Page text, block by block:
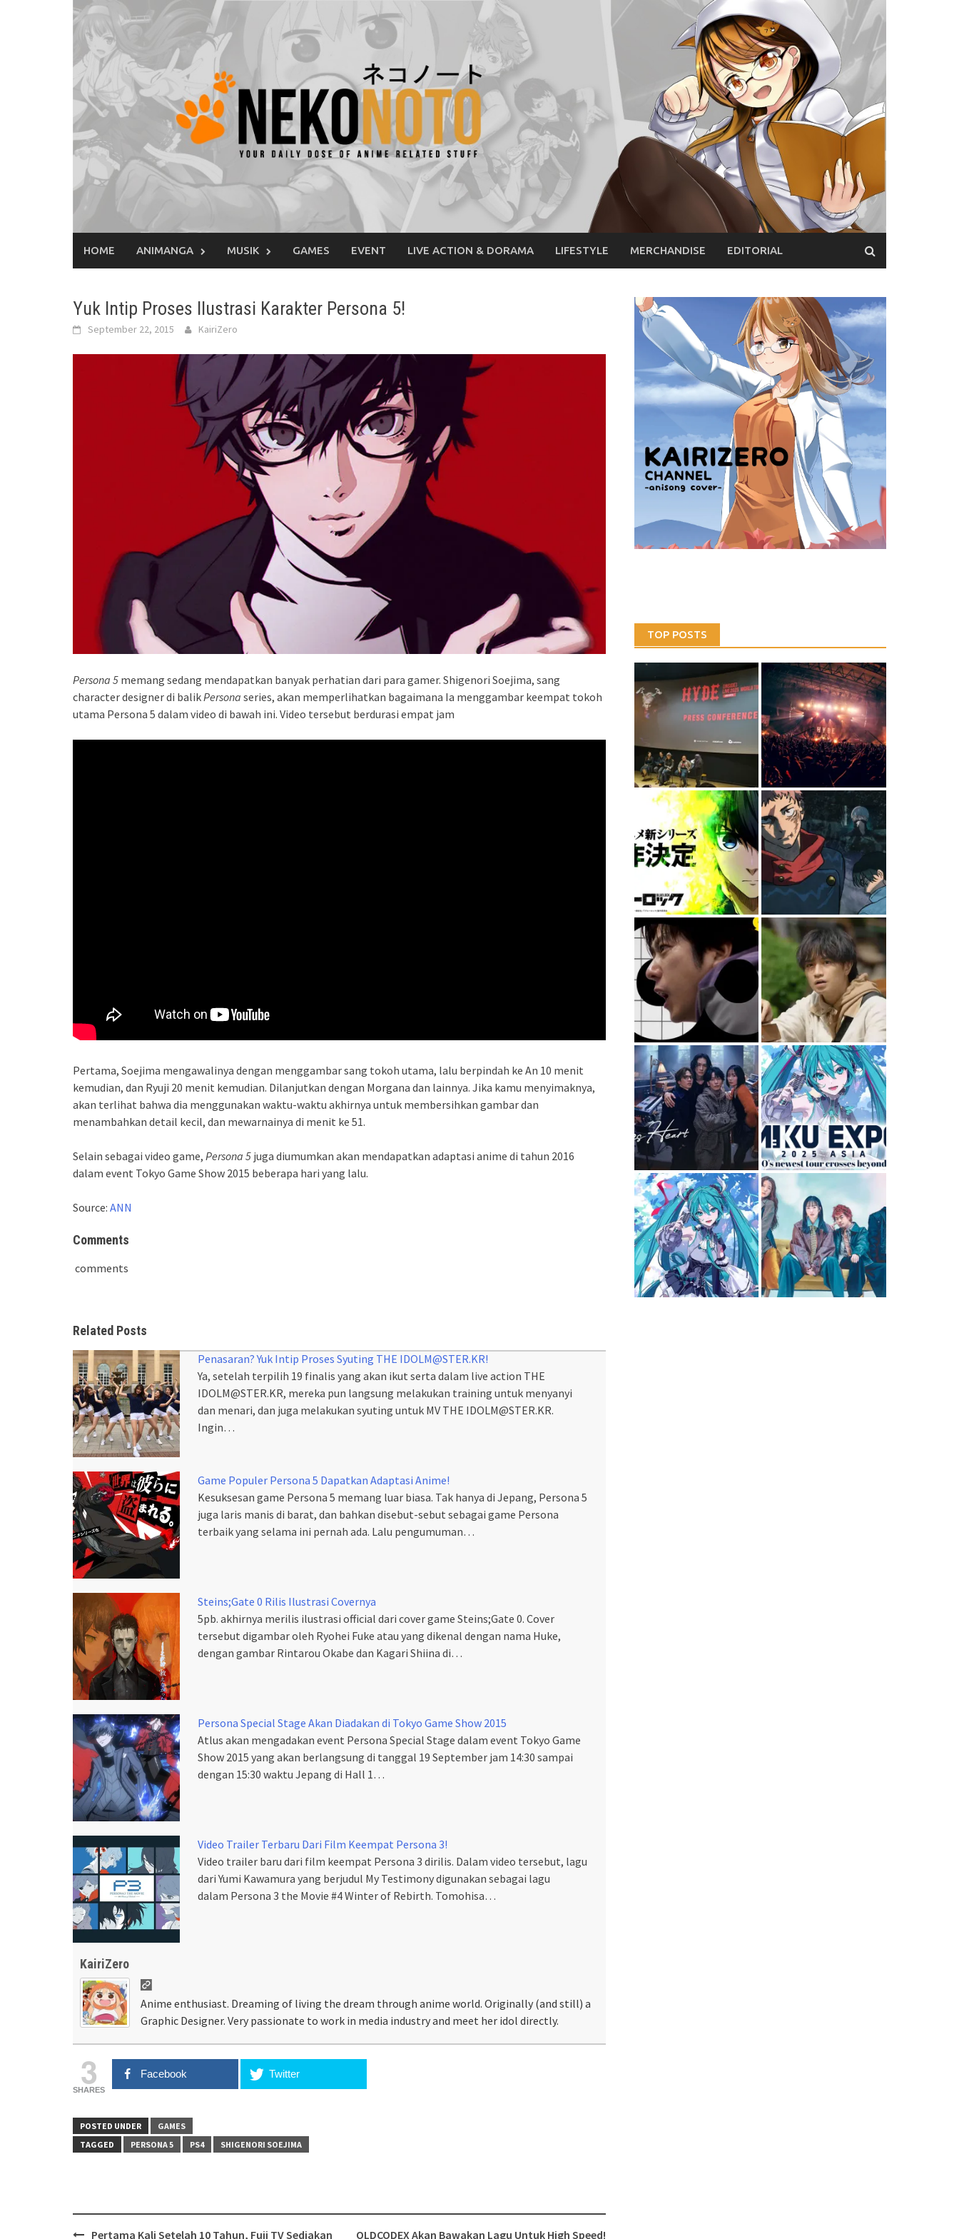
HOME ANIMANGA MUSIK GAMES EVENT LIVE ACTION & DORAMA LIFESTYLE MERCHANDISE EDITORIAL
Yuk Intip Proses Ilustrasi Karakter Persona 5!
September 22, 2015 KairiZero
Persona 5 memang sedang mendapatkan banyak perhatian dari para gamer. Shigenori Soejima, sang
character designer di balikPersona series, akan memperlihatkan bagaimana Ia menggambar keempat tokoh
utama Persona 5 dalam video di bawah ini. Video tersebut berdurasi empat jam
Pertama, Soejima mengawalinya dengan menggambar sang tokoh utama, lalu berpindah ke An 10 menit
kemudian, dan Ryuji 20 menit kemudian. Dilanjutkan dengan Morgana dan lainnya. Jika kamu menyimaknya,
akan terlihat bahwa dia menggunakan waktu-waktu akhirnya untuk membersihkan gambar dan
menambahkan detail kecil, dan mewarnainya di menit ke 51.
Selain sebagai video game, Persona 5 juga diumumkan akan mendapatkan adaptasi anime di tahun 2016
dalam event Tokyo Game Show 2015 beberapa hari yang lalu.
Source: ANN
Comments
comments
Related Posts
Penasaran? Yuk Intip Proses Syuting THE IDOLM@STER.KR!
Ya, setelah terpilih 19 finalis yang akan ikut serta dalam live action THE
IDOLM@STER.KR, mereka pun langsung melakukan training untuk menyanyi
dan menari, dan juga melakukan syuting untuk MV THE IDOLM@STER.KR.
Ingin…
Game Populer Persona 5 Dapatkan Adaptasi Anime!
Kesuksesan game Persona 5 memang luar biasa. Tak hanya di Jepang, Persona 5
juga laris manis di barat, dan bahkan disebut-sebut sebagai game Persona
terbaik yang selama ini pernah ada. Lalu pengumuman…
Steins;Gate 0 Rilis Ilustrasi Covernya
5pb. akhirnya merilis ilustrasi official dari cover game Steins;Gate 0. Cover
tersebut digambar oleh Ryohei Fuke atau yang dikenal dengan nama Huke,
dengan gambar Rintarou Okabe dan Kagari Shiina di…
Persona Special Stage Akan Diadakan di Tokyo Game Show 2015
Atlus akan mengadakan event Persona Special Stage dalam event Tokyo Game
Show 2015 yang akan berlangsung di tanggal 19 September jam 14:30 sampai
dengan 15:30 waktu Jepang di Hall 1…
Video Trailer Terbaru Dari Film Keempat Persona 3!
Video trailer baru dari film keempat Persona 3 dirilis. Dalam video tersebut, lagu
dari Yumi Kawamura yang berjudul My Testimony digunakan sebagai lagu
dalam Persona 3 the Movie #4 Winter of Rebirth. Tomohisa…
KairiZero
Anime enthusiast. Dreaming of living the dream through anime world. Originally (and still) a
Graphic Designer. Very passionate to work in media industry and meet her idol directly.
3
SHARES
Facebook Twitter
POSTED UNDER
GAMES
TAGGED
PERSONA 5 PS4 SHIGENORI SOEJIMA
PostPertama Kali Setelah 10 Tahun, Fuji TV Sediakan OLDCODEX Akan Bawakan Lagu Untuk High Speed!
TOP POSTS